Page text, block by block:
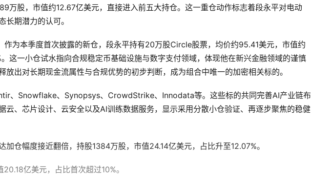
万股，市值约12.67亿美元，直接进入前五大持仓。这一重仓动作标志着段永平对电动
长期潜力的认可。
作为本季度首次披露的新仓，段永平持有20万股Circle股票，均价约95.41美元，市值约
这一小仓试水指向合规稳定币基础设施与数字支付领域，体现他在新兴金融领域的谨慎
放出对长期现金流属性与合规优势的初步判断，成为组合中唯一的加密相关标的。
、Snowflake、Synopsys、CrowdStrike、Innodata等。这些标的共同完善AI产业链布
云、芯片设计、云安全以及AI训练数据服务，显示采用分散小仓验证、再逐步聚焦的稳健
加仓幅度接近翻倍，持股1384万股，市值24.14亿美元，占比升至12.07%。
亿美元，占比首次超过10%。